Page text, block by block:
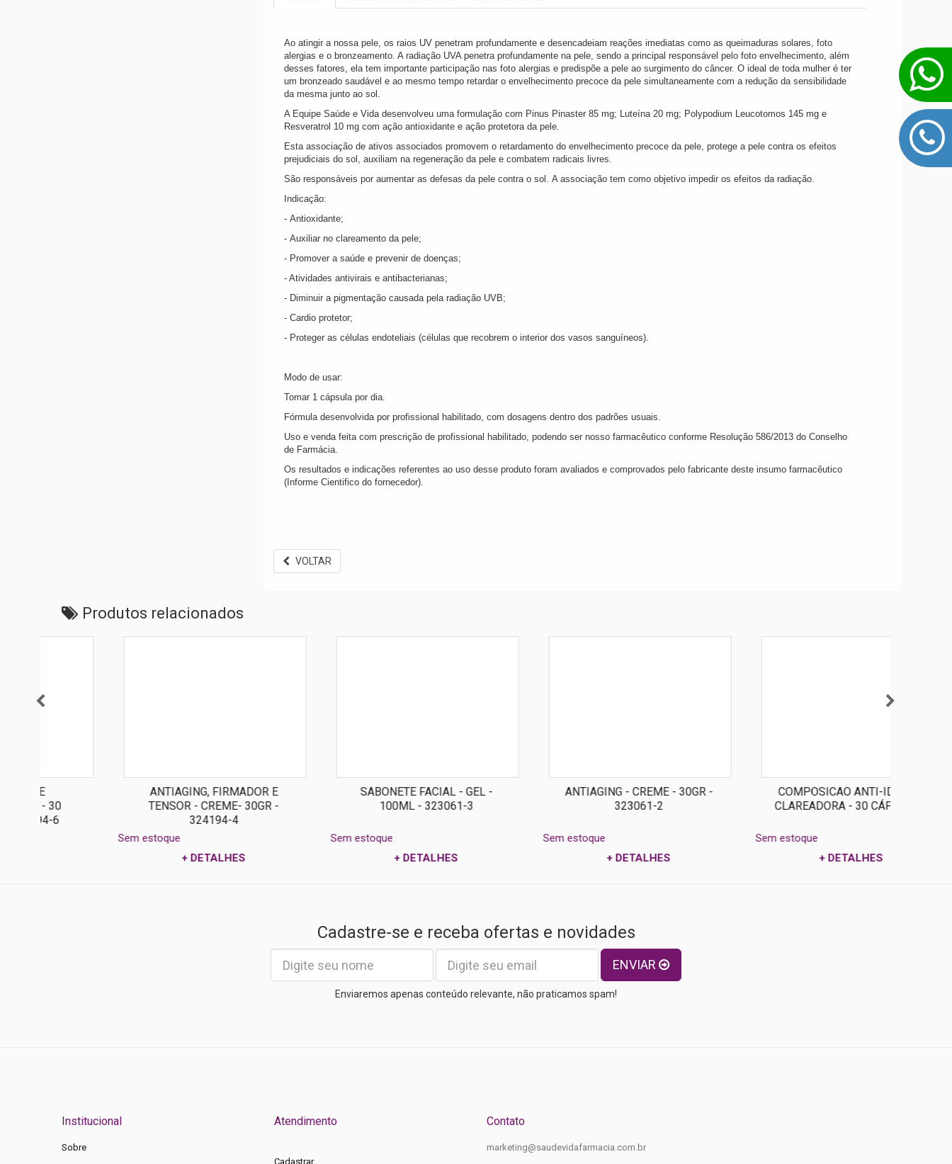
Ao atingir a nossa pele, os raios UV penetram profundamente e desencadeiam reações imediatas como as queimaduras solares, foto
alergias e o bronzeamento. A radiação UVA penetra profundamente na pele, sendo a principal responsável pelo foto envelhecimento, além
desses fatores, ela tem importante participação nas foto alergias e predispõe a pele ao surgimento do câncer. O ideal de toda mulher é ter
um bronzeado saudável e ao mesmo tempo retardar o envelhecimento precoce da pele simultaneamente com a redução da sensibilidade
da mesma junto ao sol.
A Equipe Saúde e Vida desenvolveu uma formulação com Pinus Pinaster 85 mg; Luteína 20 mg; Polypodium Leucotomos 145 mg e
Resveratrol 10 mg com ação antioxidante e ação protetora da pele.
Esta associação de ativos associados promovem o retardamento do envelhecimento precoce da pele, protege a pele contra os efeitos
prejudiciais do sol, auxiliam na regeneração da pele e combatem radicais livres.
São responsáveis por aumentar as defesas da pele contra o sol. A associação tem como objetivo impedir os efeitos da radiação.
Indicação:
- Antioxidante;
- Auxiliar no clareamento da pele;
- Promover a saúde e prevenir de doenças;
- Atividades antivirais e antibacterianas;
- Diminuir a pigmentação causada pela radiação UVB;
- Cardio protetor;
- Proteger as células endoteliais (células que recobrem o interior dos vasos sanguíneos).
Modo de usar:
Tomar 1 cápsula por dia.
Fórmula desenvolvida por profissional habilitado, com dosagens dentro dos padrões usuais.
Uso e venda feita com prescrição de profissional habilitado, podendo ser nosso farmacêutico conforme Resolução 586/2013 do Conselho
de Farmácia.
Os resultados e indicações referentes ao uso desse produto foram avaliados e comprovados pelo fabricante deste insumo farmacêutico
(Informe Cientifico do fornecedor).
VOLTAR
Produtos relacionados
ANTIAGING, FIRMADOR E
TENSOR - CREME- 30GR -
SABONETE FACIAL - GEL -
100ML - 323061-3
ANTIAGING - CREME - 30GR -
COMPOSICAO ANTI-IDADE E
CLAREADORA - 30 CÁPSULAS
Cadastre-se e receba ofertas e novidades
ENVIAR
Enviaremos apenas conteúdo relevante, não praticamos spam!
Institucional
Sobre
Atendimento
Cadastrar
Contato
marketing@saudevidafarmacia.com.br